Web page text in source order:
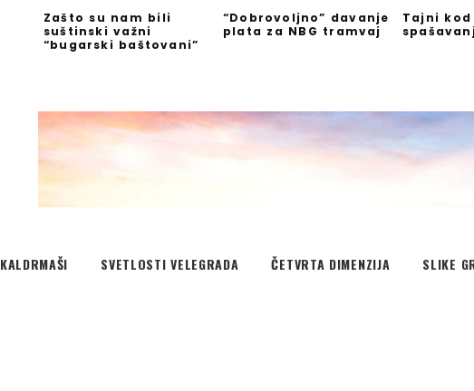
Zašto su nam bili
suštinski važni
“bugarski baštovani”
“Dobrovoljno” davanje
plata za NBG tramvaj
Tajni kod
KALDRMAŠI SVETLOSTI VELEGRADA ČETVRTA DIMENZIJA SLIKE